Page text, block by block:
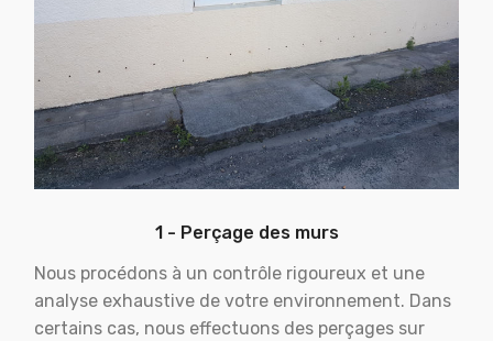
1 - Perçage des murs
Nous procédons à un contrôle rigoureux et une
analyse exhaustive de votre environnement. Dans
certains cas, nous effectuons des perçages sur